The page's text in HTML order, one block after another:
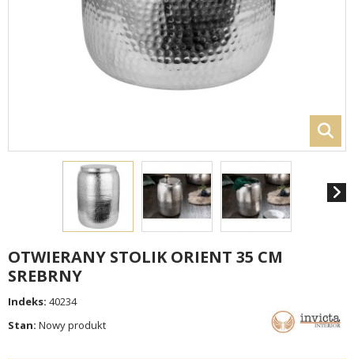
OTWIERANY STOLIK ORIENT 35 CM
SREBRNY
Indeks: 40234
Stan: Nowy produkt